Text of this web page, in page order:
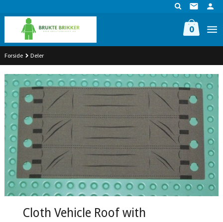
til
innholdet
0
Forside Deler
Cloth Vehicle Roof with